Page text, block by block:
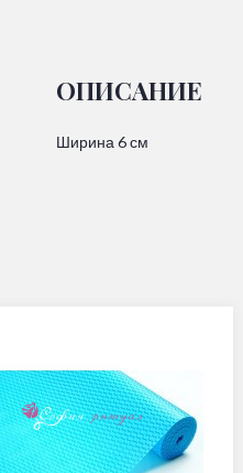
ОПИСАНИЕ
Ширина 6 см